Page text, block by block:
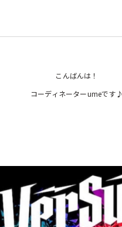
こんばんは！
コーディネーターumeです♪